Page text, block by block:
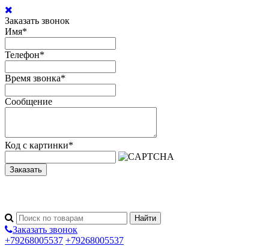
Заказать звонок
Имя*
Телефон*
Время звонка*
Сообщение
Код с картинки*
Заказать
Заказать звонок
+79268005537 +79268005537